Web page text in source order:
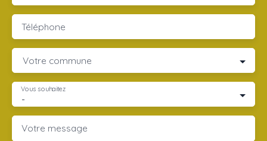
Téléphone
Votre commune
-
Vous souhaitez
Votre message